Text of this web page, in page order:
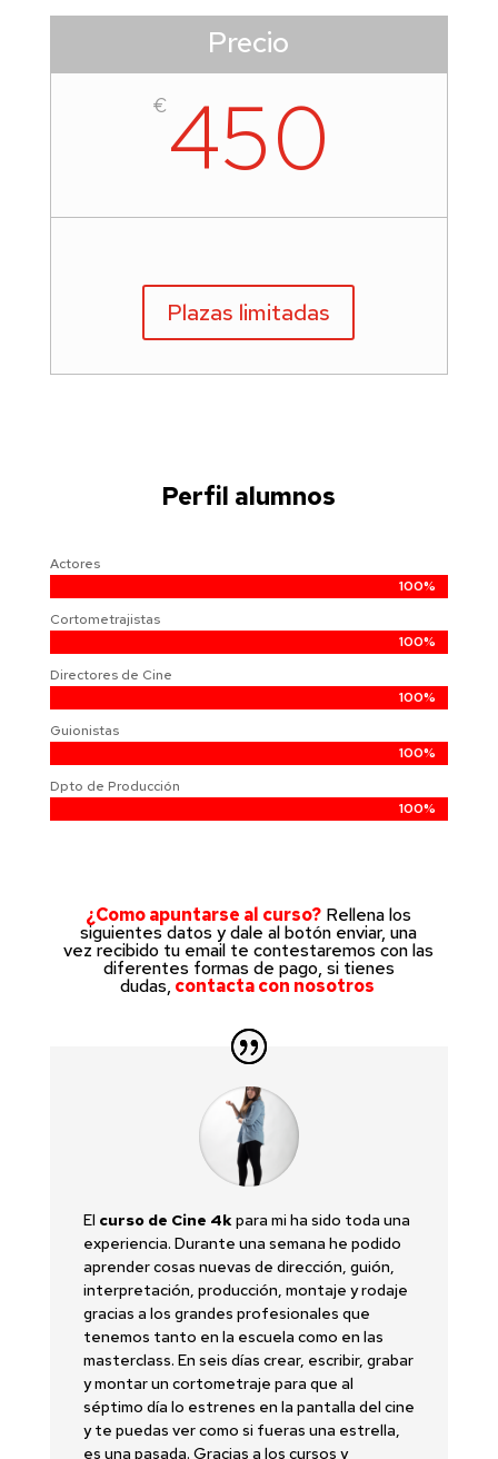
Precio
€ 450
Plazas limitadas
Perfil alumnos
Actores
100%
100%
Cortometrajistas
100%
100%
Directores de Cine
100%
100%
Guionistas
100%
100%
Dpto de Producción
100%
100%
¿Como apuntarse al curso? Rellena los
siguientes datos y dale al botón enviar, una
vez recibido tu email te contestaremos con las
diferentes formas de pago, si tienes
dudas, contacta con nosotros
El curso de Cine 4kpara mi ha sido toda una
experiencia. Durante una semana he podido
aprender cosas nuevas de dirección, guión,
interpretación, producción, montaje y rodaje
gracias a los grandes profesionales que
tenemos tanto en la escuela como en las
masterclass. En seis días crear, escribir, grabar
y montar un cortometraje para que al
séptimo día lo estrenes en la pantalla del cine
y te puedas ver como si fueras una estrella,
es una pasada. Gracias a los cursos y